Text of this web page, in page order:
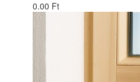
0.00 Ft